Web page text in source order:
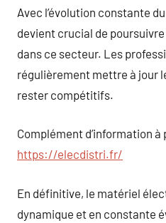
Avec l’évolution constante
devient crucial de
dans ce secteur. Les
régulièrement mettre à jour
rester compétitifs.
Complément d’information à
https://elecdistri.fr/
En définitive, le matériel
dynamique et en constante